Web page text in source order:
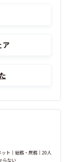
ア
ト｜総務・庶務｜20人
らない